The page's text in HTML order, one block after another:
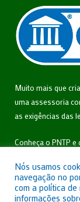
Muito mais que
uma assessoria
as exigências das
Conheça o PNTP e
Nós usamos
navegação no
com a política
informações